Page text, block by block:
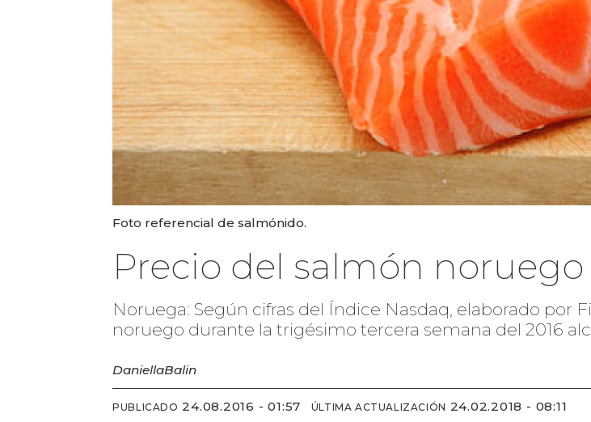
Foto referencial de salmónido.
Precio del salmón
Noruega: Según cifras del Índice Nasdaq, elaborado por
noruego durante la trigésimo tercera semana del 2016
DaniellaBalin
PUBLICADO 24.08.2016 - 01:57 ÚLTIMA ACTUALIZACIÓN 24.02.2018 - 08:11